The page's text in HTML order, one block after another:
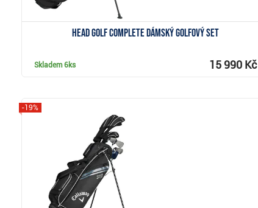
Head Golf Complete dámský golfový set
Skladem6ks 15 990 Kč
-19%